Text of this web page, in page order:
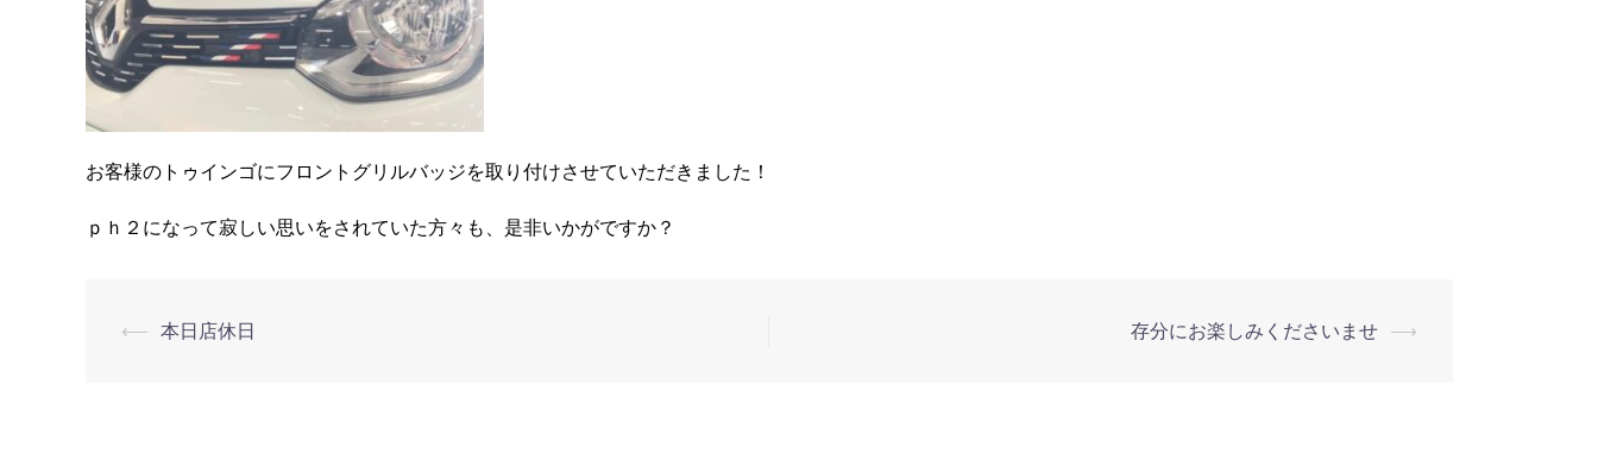
お客様のトゥインゴにフロントグリルバッジを取り付けさせていただきました！
ｐｈ２になって寂しい思いをされていた方々も、是非いかがですか？
⟵ 本日店休日 存分にお楽しみくださいませ ⟶